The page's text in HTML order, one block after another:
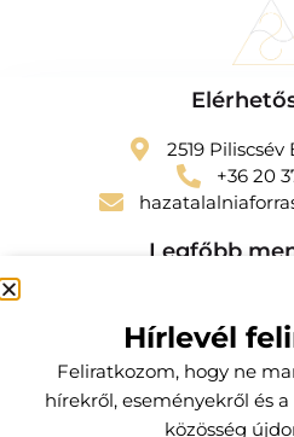
2519 Piliscsév
+36 20
Legfőbb
Előfizetői
Hírlevél
Feliratkozom, hogy ne
hírekről, eseményekről és
közösség